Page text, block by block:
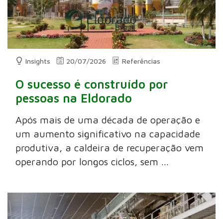
Insights 20/07/2026 Referências
O sucesso é construído por
pessoas na Eldorado
Após mais de uma década de operação e
um aumento significativo na capacidade
produtiva, a caldeira de recuperação vem
operando por longos ciclos, sem ...